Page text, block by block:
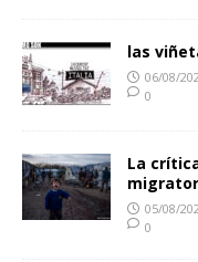
las
06/08/
0
La
05/08/
0